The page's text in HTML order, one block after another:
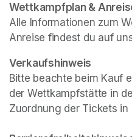
(opens in a new tab)
Wettkampfplan &
Alle Informationen zum
Anreise findest du auf
Verkaufshinweis
Bitte beachte beim Kauf
der Wettkampfstätte in
Zuordnung der Tickets